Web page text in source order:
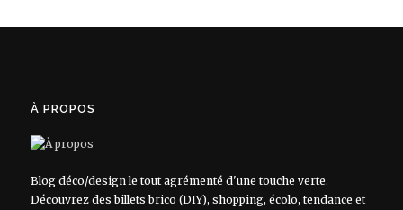
À PROPOS
Blog déco/design le tout agrémenté d'une touche verte.
Découvrez des billets brico (DIY), shopping, écolo, tendance et